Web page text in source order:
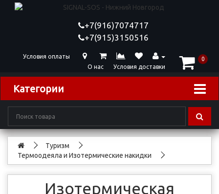
+7(916)7074717
+7(915)3150516
Условия оплаты
Условия доставки
О нас
0
Категории
Туризм
Термоодеяла и Изотермические накидки
Изотермическая